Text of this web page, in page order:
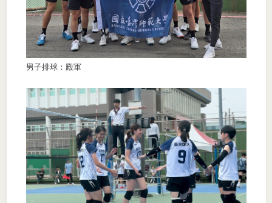
男子排球：殿軍